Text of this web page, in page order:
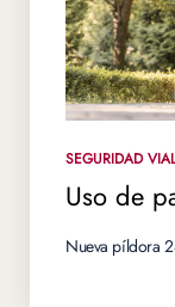
SEGURIDAD VIAL
Uso de
Nueva píldora